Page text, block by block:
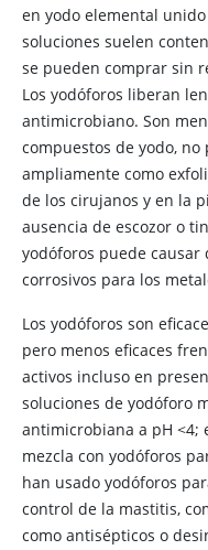
en yodo elemental
soluciones suelen
se pueden comprar sin
Los yodóforos liberan
antimicrobiano. Son
compuestos de yodo,
ampliamente como
de los cirujanos y en la
ausencia de escozor o
yodóforos puede
corrosivos para los
Los yodóforos son
pero menos eficaces
activos incluso en
soluciones de yodóforo
antimicrobiana a pH <4;
mezcla con yodóforos
han usado yodóforos
control de la mastitis,
como antisépticos o